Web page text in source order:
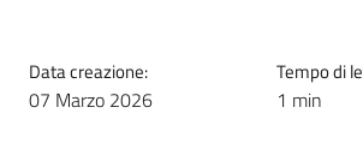
Data creazione:
07 Marzo 2026
Tempo di
1 min